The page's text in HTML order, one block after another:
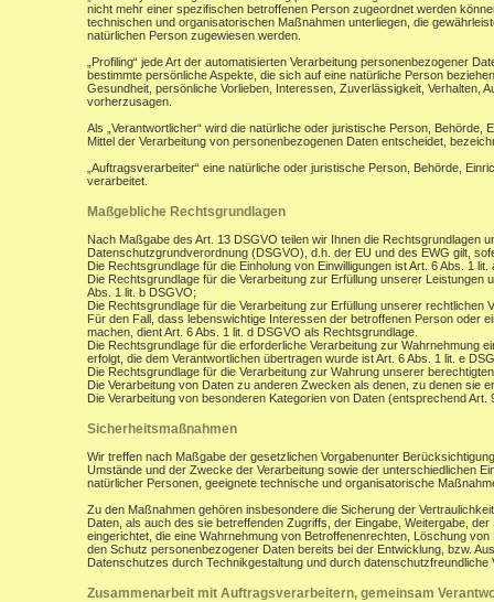
nicht mehr einer spezifischen betroffenen Person zugeordnet werden
technischen und organisatorischen Maßnahmen unterliegen, die
natürlichen Person zugewiesen werden.
„Profiling“ jede Art der automatisierten Verarbeitung personenbezogener
bestimmte persönliche Aspekte, die sich auf eine natürliche Person
Gesundheit, persönliche Vorlieben, Interessen, Zuverlässigkeit, Verhalten,
vorherzusagen.
Als „Verantwortlicher“ wird die natürliche oder juristische Person,
Mittel der Verarbeitung von personenbezogenen Daten entscheidet,
„Auftragsverarbeiter“ eine natürliche oder juristische Person, Behörde,
verarbeitet.
Maßgebliche Rechtsgrundlagen
Nach Maßgabe des Art. 13 DSGVO teilen wir Ihnen die
Datenschutzgrundverordnung (DSGVO), d.h. der EU und des EWG gilt,
Die Rechtsgrundlage für die Einholung von Einwilligungen ist Art. 6 Abs. 1
Die Rechtsgrundlage für die Verarbeitung zur Erfüllung unserer
Abs. 1 lit. b DSGVO;
Die Rechtsgrundlage für die Verarbeitung zur Erfüllung unserer rechtlichen
Für den Fall, dass lebenswichtige Interessen der betroffenen Person oder
machen, dient Art. 6 Abs. 1 lit. d DSGVO als Rechtsgrundlage.
Die Rechtsgrundlage für die erforderliche Verarbeitung zur Wahrnehmung
erfolgt, die dem Verantwortlichen übertragen wurde ist Art. 6 Abs. 1 lit. e
Die Rechtsgrundlage für die Verarbeitung zur Wahrung unserer
Die Verarbeitung von Daten zu anderen Zwecken als denen, zu denen sie
Die Verarbeitung von besonderen Kategorien von Daten (entsprechend
Sicherheitsmaßnahmen
Wir treffen nach Maßgabe der gesetzlichen Vorgabenunter
Umstände und der Zwecke der Verarbeitung sowie der unterschiedlichen
natürlicher Personen, geeignete technische und organisatorische
Zu den Maßnahmen gehören insbesondere die Sicherung der
Daten, als auch des sie betreffenden Zugriffs, der Eingabe, Weitergabe,
eingerichtet, die eine Wahrnehmung von Betroffenenrechten, Löschung
den Schutz personenbezogener Daten bereits bei der Entwicklung, bzw.
Datenschutzes durch Technikgestaltung und durch datenschutzfreundliche
Zusammenarbeit mit Auftragsverarbeitern, gemeinsam